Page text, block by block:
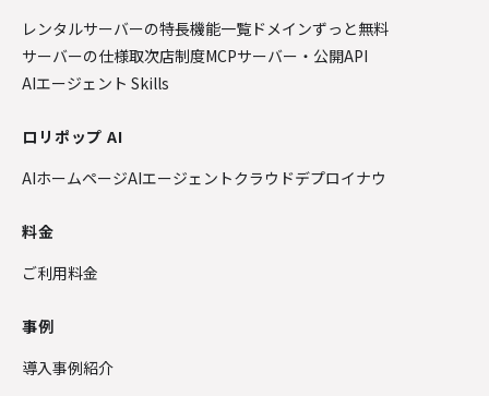
レンタルサーバーの特長機能一覧 ドメインずっと無料
サーバーの仕様取次店制度MCPサーバー・公開API
AIエージェント Skills
ロリポップ AI
AIホームページAIエージェントクラウドデプロイナウ
料金
ご利用料金
事例
導入事例紹介